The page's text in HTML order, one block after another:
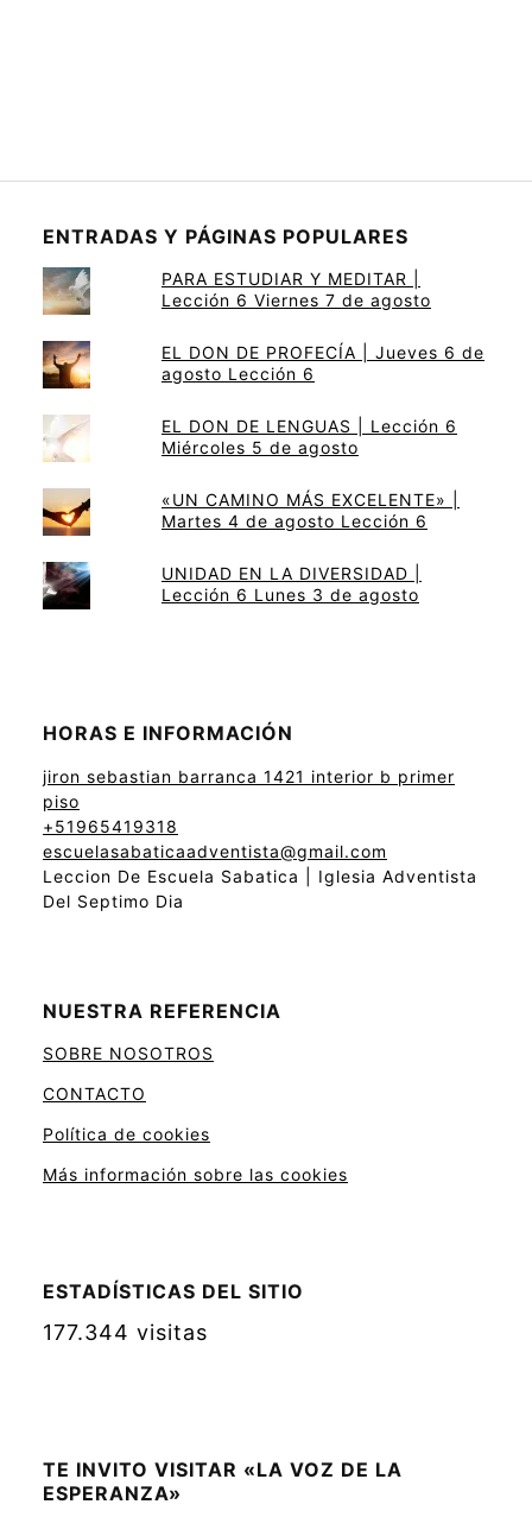
ENTRADAS Y PÁGINAS POPULARES
PARA ESTUDIAR Y MEDITAR |
Lección 6 Viernes 7 de agosto
EL DON DE PROFECÍA | Jueves 6 de
agosto Lección 6
EL DON DE LENGUAS | Lección 6
Miércoles 5 de agosto
«UN CAMINO MÁS EXCELENTE» |
Martes 4 de agosto Lección 6
UNIDAD EN LA DIVERSIDAD |
Lección 6 Lunes 3 de agosto
HORAS E INFORMACIÓN
jiron sebastian barranca 1421 interior b primer
piso
+51965419318
escuelasabaticaadventista@gmail.com
Leccion De Escuela Sabatica | Iglesia Adventista
Del Septimo Dia
NUESTRA REFERENCIA
SOBRE NOSOTROS
CONTACTO
Política de cookies
Más información sobre las cookies
ESTADÍSTICAS DEL SITIO
177.344 visitas
TE INVITO VISITAR «LA VOZ DE LA
ESPERANZA»